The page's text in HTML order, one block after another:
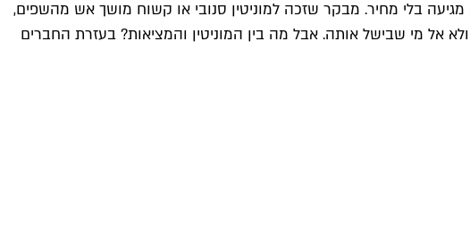
בלי מחיר. מבקר שזכה למוניטין סנובי או קשוח מושך אש מהשפים,
אל מי שבישל אותה. אבל מה בין המוניטין והמציאות? בעזרת החברים